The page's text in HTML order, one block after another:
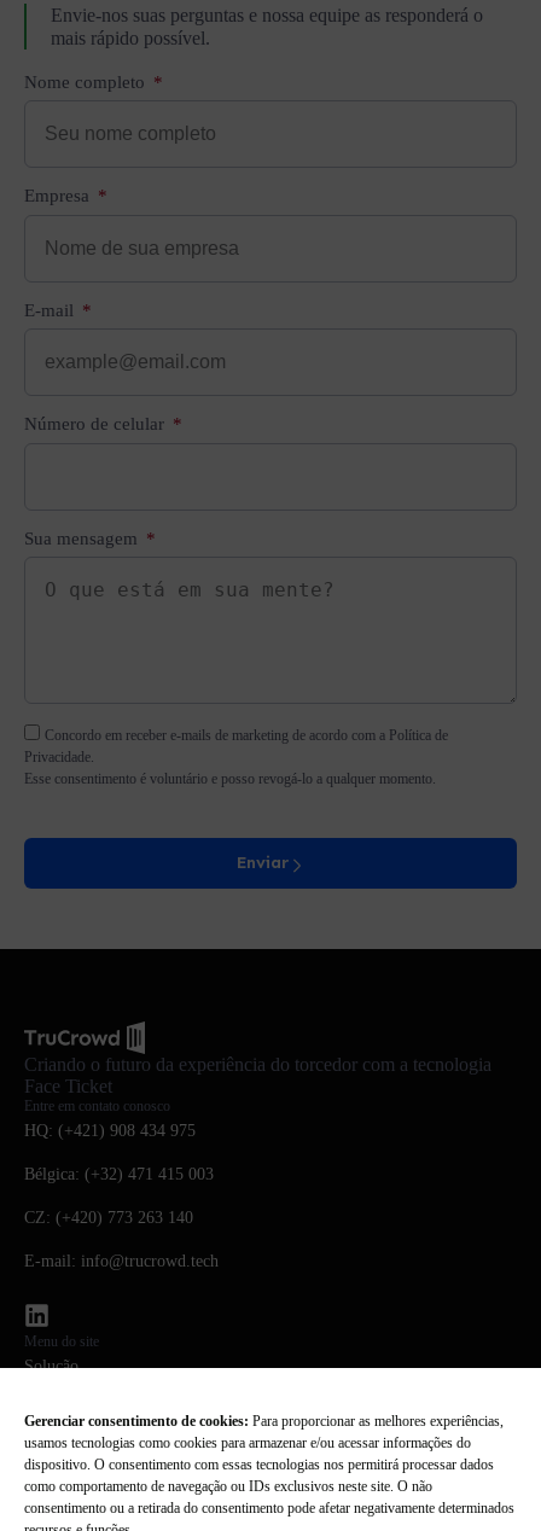
Gerenciar consentimento de cookies: Para proporcionar as melhores experiências,
usamos tecnologias como cookies para armazenar e/ou acessar informações do
dispositivo. O consentimento com essas tecnologias nos permitirá processar dados
como comportamento de navegação ou IDs exclusivos neste site. O não
consentimento ou a retirada do consentimento pode afetar negativamente determinados
Envie-nos suas perguntas e nossa equipe as responderá o
mais rápido possível.
Nome completo
Empresa
E-mail
Número de celular
Sua mensagem
Concordo em receber e-mails de marketing de acordo com a Política de
Privacidade.
Esse consentimento é voluntário e posso revogá-lo a qualquer momento.
Enviar
Criando o futuro da experiência do torcedor com a tecnologia
Face Ticket
Menu do site
Solução
Sobre nós
PERGUNTAS FREQUENTES
Entre em contato conosco
HQ: (+421) 908 434 975
Bélgica: (+32) 471 415 003
CZ: (+420) 773 263 140
E-mail: info@trucrowd.tech